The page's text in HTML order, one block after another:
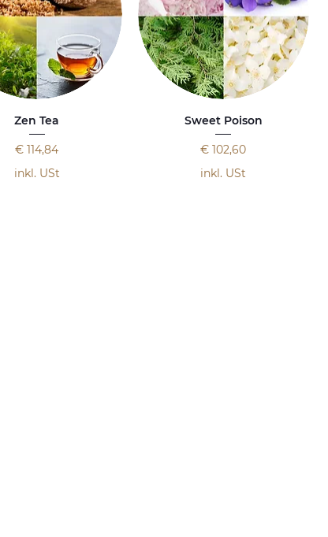
Zen Tea
Preis
€ 114,84
inkl. USt
Sweet Poison
Preis
€ 102,60
inkl. USt